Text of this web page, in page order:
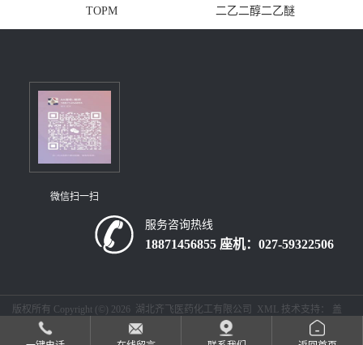
TOPM 二乙二醇二乙醚
微信扫一扫
服务咨询热线
18871456855 座机：027-59322506
版权所有 Copyright (©) 2026 湖北齐飞医药化工有限公司 XML 技术支持： 盖
德化工网